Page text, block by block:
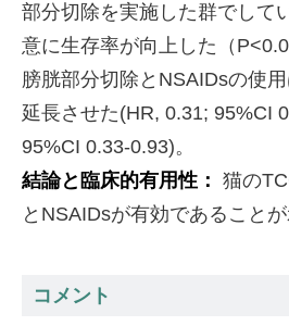
部分切除を実施した群でして
意に生存率が向上した（
膀胱部分切除とNSAIDsの使
延長させた(HR, 0.31; 95%CI
95%CI 0.33-0.93)。
結論と臨床的有用性： 猫の
とNSAIDsが有効であることが
コメント